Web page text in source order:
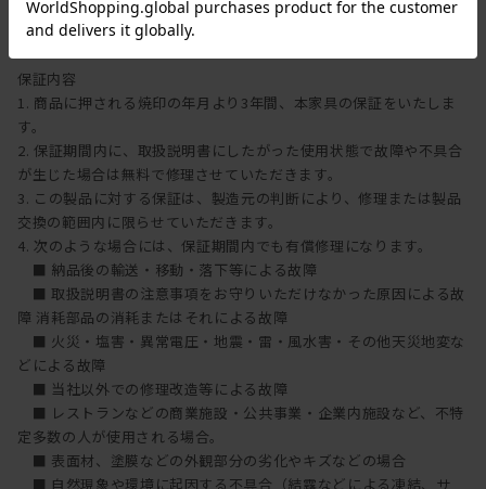
【ご注意】ウレタン塗装・突板の製品にはご使用できません。
保証期間
3年
保証内容
1. 商品に押される焼印の年月より3年間、本家具の保証をいたしま
す。
2. 保証期間内に、取扱説明書にしたがった使用状態で故障や不具合
が生じた場合は無料で修理させていただきます。
3. この製品に対する保証は、製造元の判断により、修理または製品
交換の範囲内に限らせていただきます。
4. 次のような場合には、保証期間内でも有償修理になります。
■ 納品後の輸送・移動・落下等による故障
■ 取扱説明書の注意事項をお守りいただけなかった原因による故
障 消耗部品の消耗またはそれによる故障
■ 火災・塩害・異常電圧・地震・雷・風水害・その他天災地変な
どによる故障
■ 当社以外での修理改造等による故障
■ レストランなどの商業施設・公共事業・企業内施設など、不特
定多数の人が使用される場合。
■ 表面材、塗膜などの外観部分の劣化やキズなどの場合
■ 自然現象や環境に起因する不具合（結露などによる凍結、サ